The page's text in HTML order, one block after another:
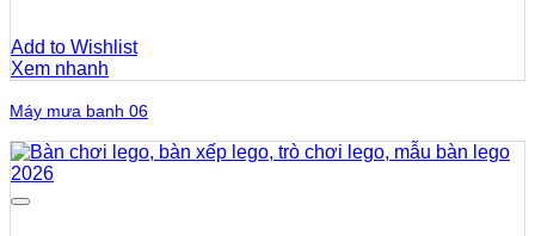
Add to Wishlist
Xem nhanh
Máy mưa banh 06